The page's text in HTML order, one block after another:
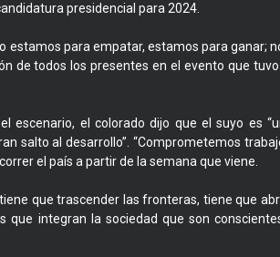
presidencial para 2024.
estamos para empatar, estamos para ganar;
de todos los presentes en el evento que
escenario, el colorado dijo que el suyo es
salto al desarrollo”. “Comprometemos
el país a partir de la semana que viene.
que trascender las fronteras, tiene que
que integran la sociedad que son